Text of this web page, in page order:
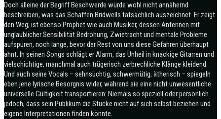
Doch alleine der Begriff Beschwerde würde wohl nicht annähernd
beschreiben, was das Schaffen Bridwells tatsächlich auszeichnet. Er zeigt
den Weg; ist ebenso Prophet wie auch Musiker, dessen Antennen mit
unglaublicher Sensibilität Bedrohung, Zwietracht und mentale Probleme
aufspüren, noch lange, bevor der Rest von uns diese Gefahren überhaupt
ahnt. In seinen Songs schlägt er Alarm, das Unheil in knackige Gitarren und
vielschichtige, manchmal auch trügerisch zerbrechliche Klänge kleidend.
Und auch seine Vocals – sehnsüchtig, schwermütig, ätherisch – spiegeln
eben jene lyrische Besorgnis wider, während sie eine nicht unwesentliche
universelle Gültigkeit transportieren: Niemals so speziell oder persönlich
jedoch, dass sein Publikum die Stücke nicht auf sich selbst beziehen und
eigene Interpretationen finden könnte.